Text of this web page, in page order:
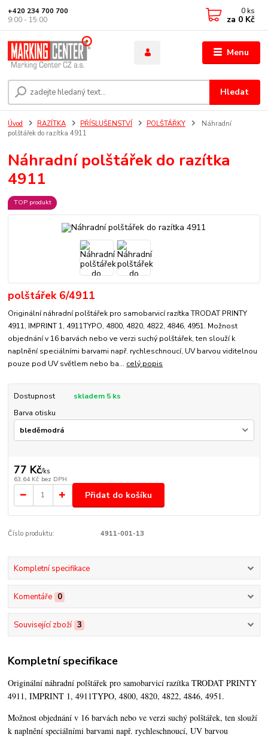
Menu
Hledat
+420 234 700 700
9:00 - 15:00
0 ks
za 0 Kč
Úvod RAZÍTKA PŘÍSLUŠENSTVÍ POLŠTÁŘKY
Náhradní
polštářek do razítka 4911
Náhradní polštářek do razítka
4911
TOP produkt
polštářek 6/4911
Originální náhradní polštářek pro samobarvicí razítka TRODAT PRINTY
4911, IMPRINT 1, 4911TYPO, 4800, 4820, 4822, 4846, 4951. Možnost
objednání v 16 barvách nebo ve verzi suchý polštářek, ten slouží k
naplnění speciálními barvami např. rychleschnoucí, UV barvou viditelnou
pouze pod UV světlem nebo ba... celý popis
Dostupnost
skladem 5 ks
Barva otisku
77 Kč/ks
63,64 Kč bez DPH
Přidat do košíku
Číslo produktu: 4911-001-13
Kompletní specifikace
Komentáře 0
Související zboží 3
Kompletní specifikace
Originální náhradní polštářek pro samobarvicí razítka TRODAT PRINTY
4911, IMPRINT 1, 4911TYPO, 4800, 4820, 4822, 4846, 4951.
Možnost objednání v 16 barvách nebo ve verzi suchý polštářek,ten slouží
k naplnění speciálními barvami např. rychleschnoucí, UV barvou